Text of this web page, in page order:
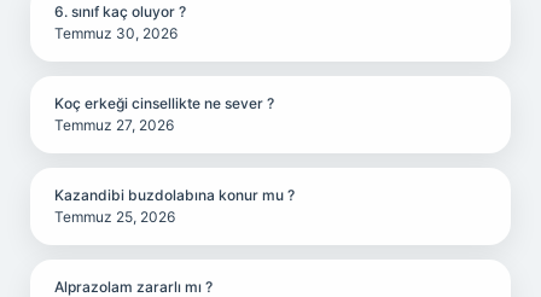
6. sınıf kaç oluyor ?
Temmuz 30, 2026
Koç erkeği cinsellikte ne sever ?
Temmuz 27, 2026
Kazandibi buzdolabına konur mu ?
Temmuz 25, 2026
Alprazolam zararlı mı ?